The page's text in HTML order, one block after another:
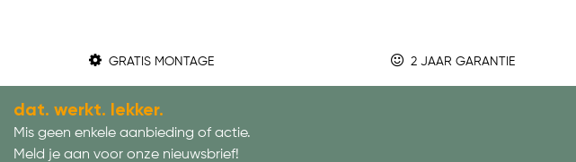
GRATIS MONTAGE 2 JAAR GARANTIE
dat. werkt. lekker.
Mis geen enkele aanbieding of actie.
Meld je aan voor onze nieuwsbrief!